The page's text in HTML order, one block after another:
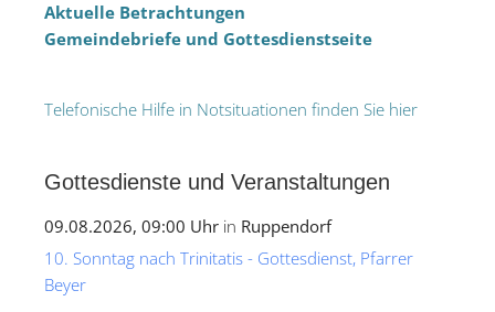
Aktuelle Betrachtungen
Gemeindebriefe und Gottesdienstseite
Telefonische Hilfe in Notsituationen finden Sie hier
Gottesdienste und Veranstaltungen
09.08.2026, 09:00 Uhr in Ruppendorf
10. Sonntag nach Trinitatis - Gottesdienst, Pfarrer
Beyer